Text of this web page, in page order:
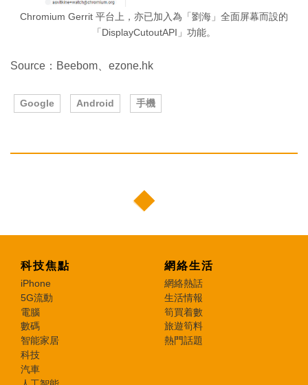
Chromium Gerrit 平台上，亦已加入為「劉海」全面屏幕而設的
「DisplayCutoutAPI」功能。
Source：Beebom、ezone.hk
Google Android 手機
科技焦點
iPhone
5G流動
電腦
數碼
智能家居
科技
汽車
網絡生活
網絡熱話
生活情報
筍買着數
旅遊筍料
熱門話題